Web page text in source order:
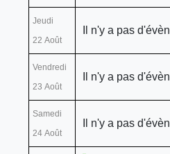
Jeudi
22 Août
Il n'y a pas
Vendredi
23 Août
Il n'y a pas
Samedi
24 Août
Il n'y a pas